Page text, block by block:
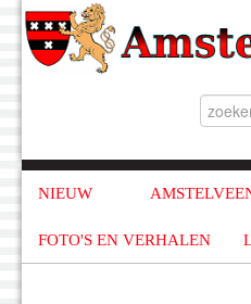
NIEUW
FOTO'S EN VERHALEN